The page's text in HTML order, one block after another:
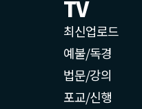
TV
최신업로드
예불/독경
법문/강의
포교/신행